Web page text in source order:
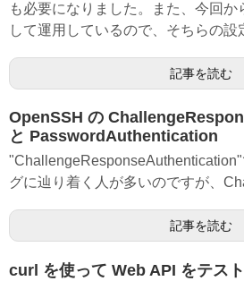
も必要になりました。また、今回か
して運用しているので、そちらの設
記事を読む
OpenSSH の
と PasswordAuthentication
グに辿り着く人が多いのですが、
記事を読む
curl を使って Web API をテス